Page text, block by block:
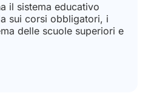
il sistema educativo
sui corsi obbligatori, i
delle scuole superiori e